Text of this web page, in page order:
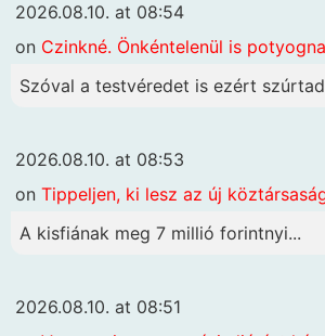
2026.08.10. at 08:54
on Czinkné. Önkéntelenül is
Szóval a testvéredet is ezért
2026.08.10. at 08:53
on Tippeljen, ki lesz az új
A kisfiának meg 7 millió forintnyi...
2026.08.10. at 08:51